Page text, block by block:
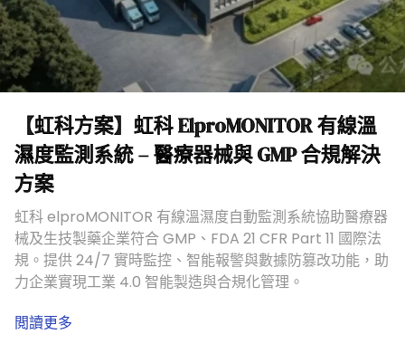
【虹科方案】虹科 ElproMONITOR 有線溫
濕度監測系統 – 醫療器械與 GMP 合規解決
方案
虹科 elproMONITOR 有線溫濕度自動監測系統協助醫療器
械及生技製藥企業符合 GMP、FDA 21 CFR Part 11 國際法
規。提供 24/7 實時監控、智能報警與數據防篡改功能，助
力企業實現工業 4.0 智能製造與合規化管理。
閲讀更多